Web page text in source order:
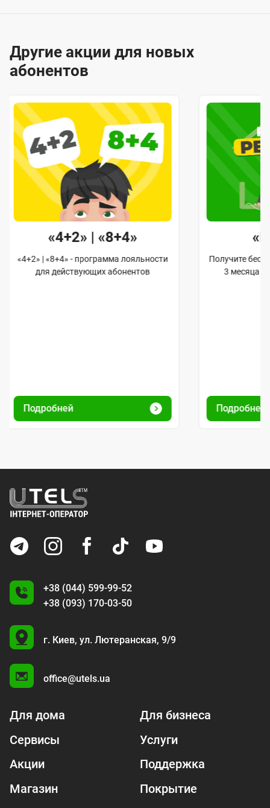
Другие акции для новых
абонентов
«4+2» | «8+4»
«4+2» | «8+4» - программа лояльности
для действующих абонентов
Подробней
Получите
3 месяца
Подробней
+38 (044) 599-99-52
+38 (093) 170-03-50
U
г. Киев, ул. Лютеранская, 9/9
office@utels.ua
Для дома
Для бизнеса
Сервисы
Услуги
Акции
Поддержка
Магазин
Покрытие